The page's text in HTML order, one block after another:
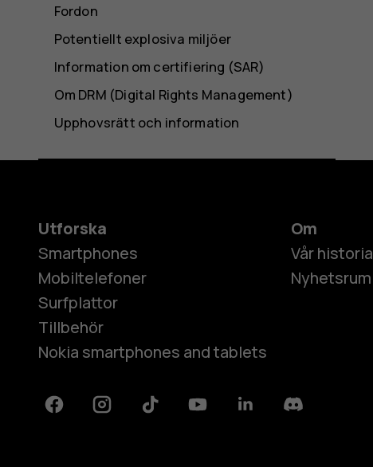
Fordon
Potentiellt explosiva miljöer
Information om certifiering (SAR)
Om DRM (Digital Rights Management)
Upphovsrätt och information
Utforska
Smartphones
Mobiltelefoner
Surfplattor
Tillbehör
Nokia smartphones and tablets
Om
Vår historia
Nyhetsrum
FacebookInstagramTiktok YoutubeLinkedinDiscord